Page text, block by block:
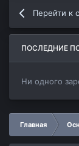
Перейти к
ПОСЛЕДНИЕ
Ни одного
Главная